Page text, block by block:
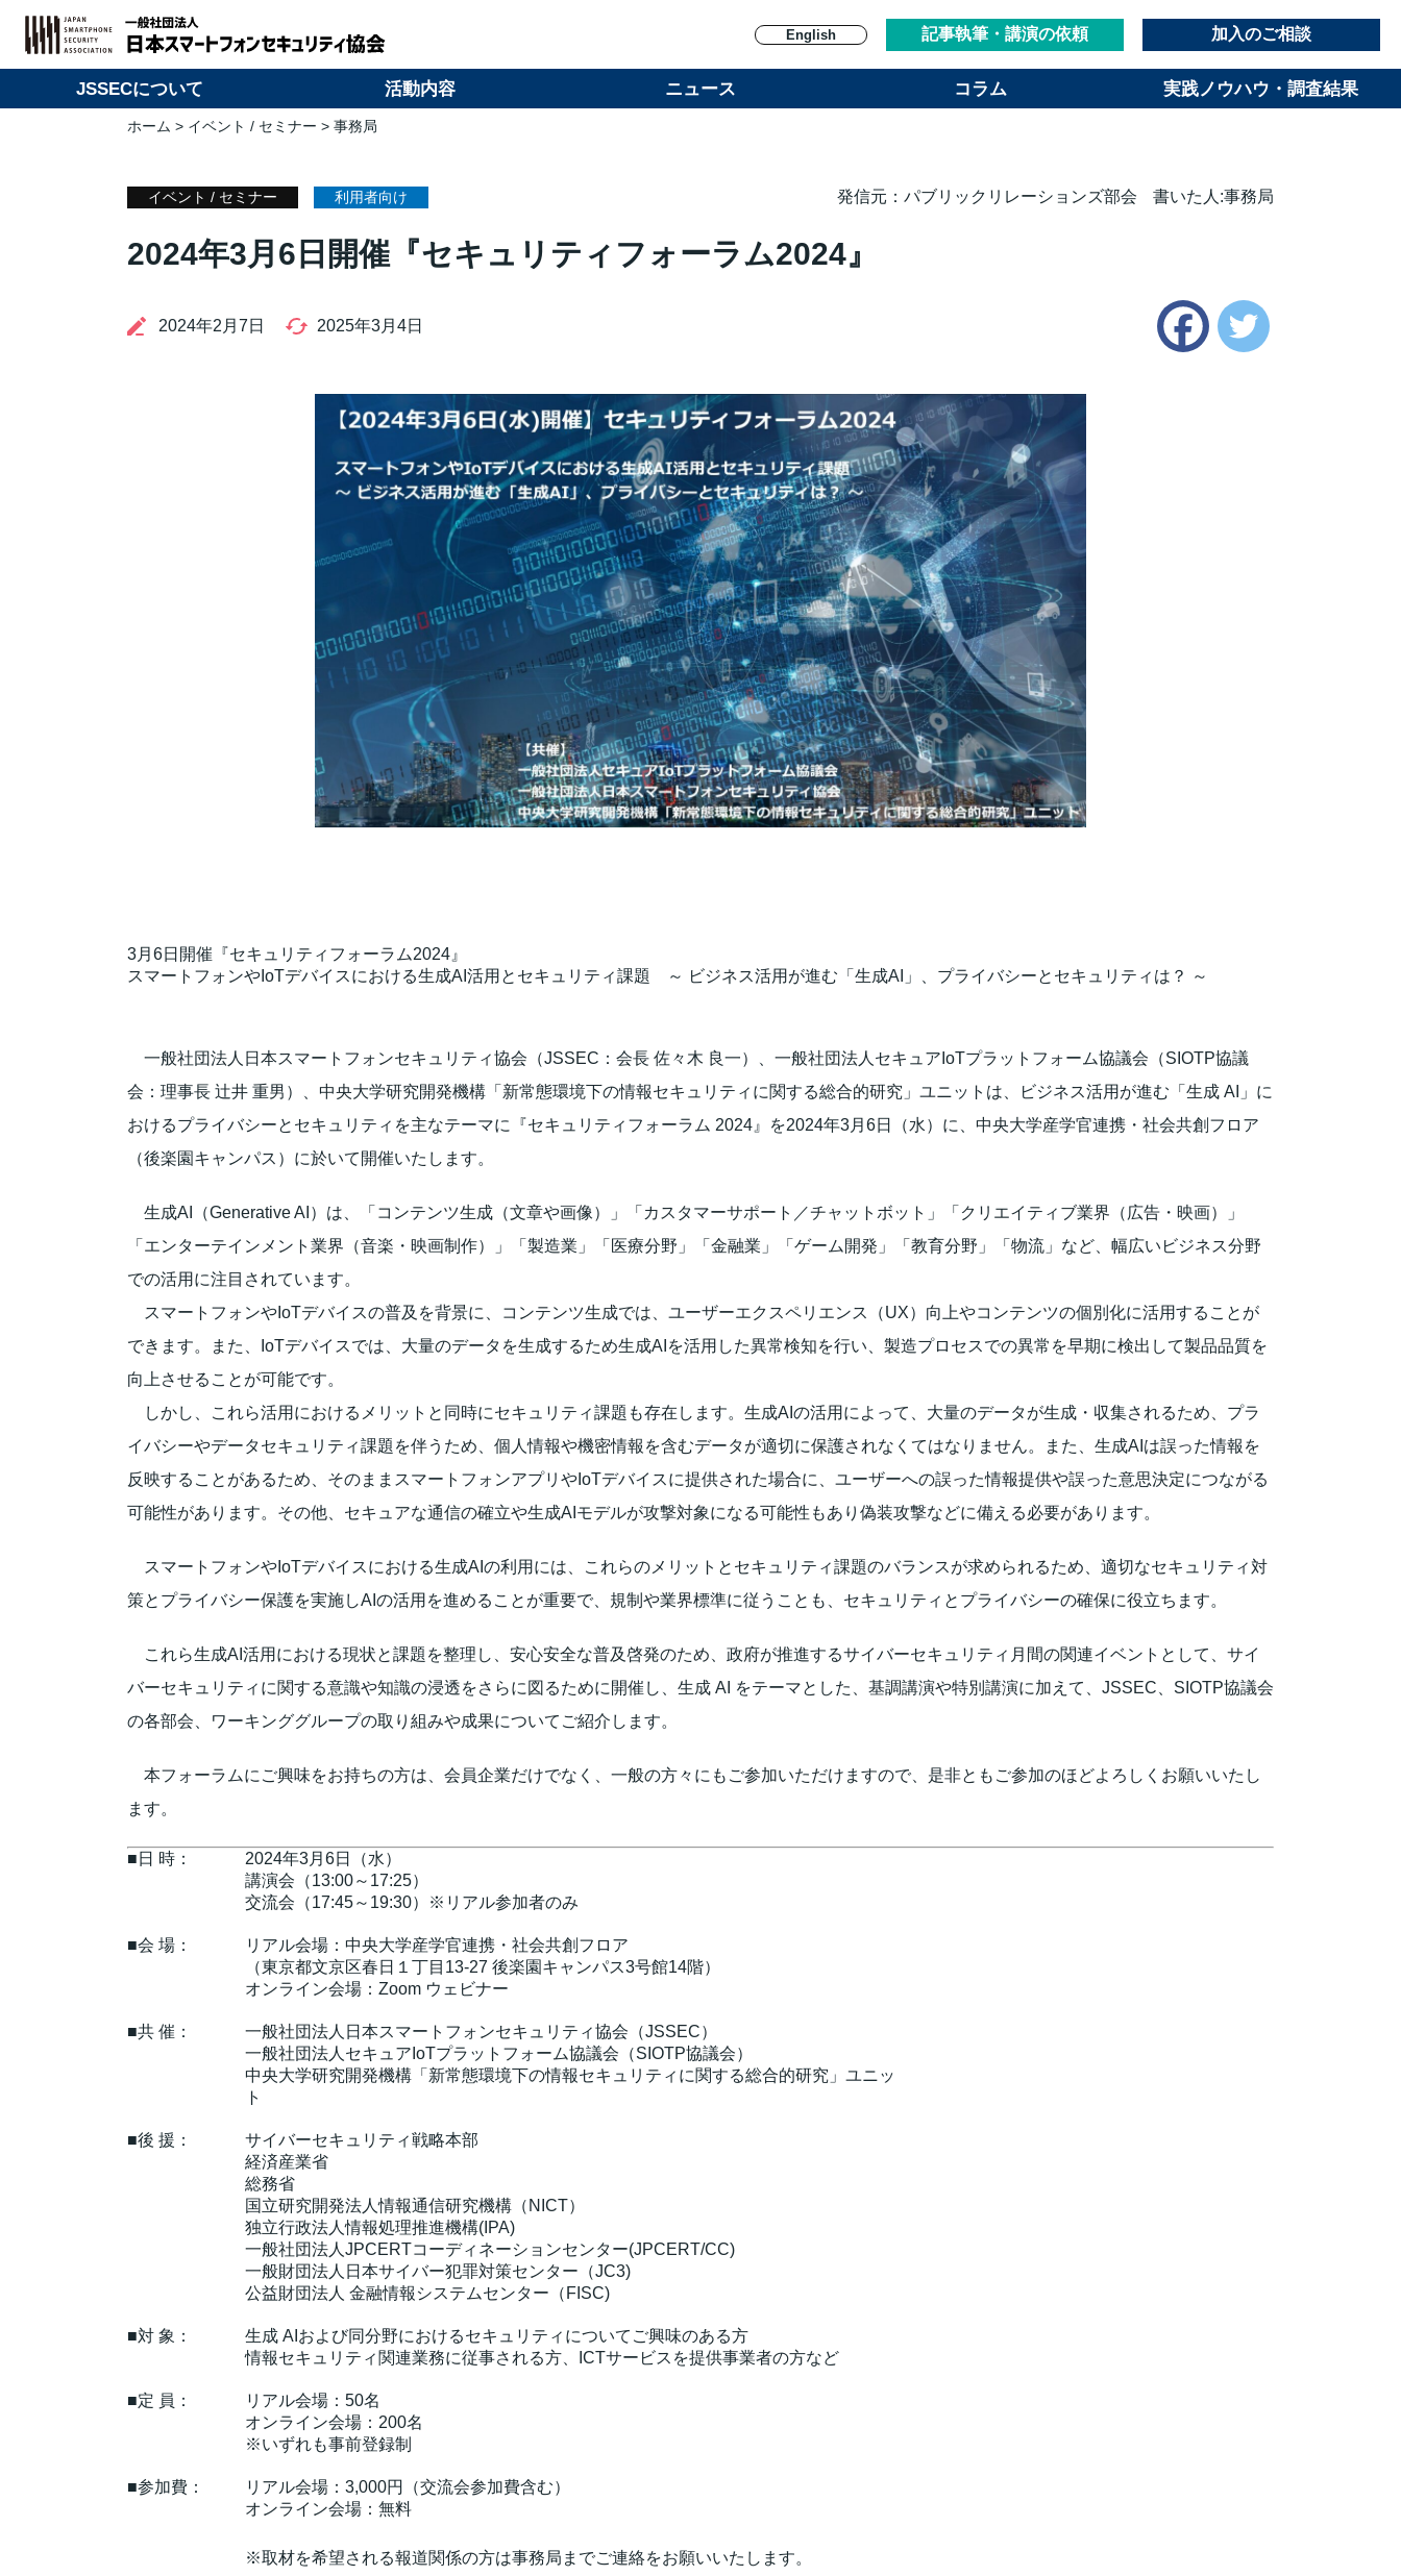
English 記事執筆・講演の依頼 加入のご相談
JSSECについて 活動内容 ニュース コラム 実践ノウハウ・調査結果
ホーム > イベント / セミナー > 事務局
イベント / セミナー 利用者向け 発信元：パブリックリレーションズ部会 書いた人:事務局
2024年3月6日開催『セキュリティフォーラム2024』
2024年2月7日 2025年3月4日 Facebook
3月6日開催『セキュリティフォーラム2024』
スマートフォンやIoTデバイスにおける生成AI活用とセキュリティ課題 ～ ビジネス活用が進む「生成AI」、プライバシーとセキュリティは？ ～
一般社団法人日本スマートフォンセキュリティ協会（JSSEC：会長 佐々木 良一）、一般社団法人セキュアIoTプラットフォーム協議会（SIOTP協議
会：理事長 辻井 重男）、中央大学研究開発機構「新常態環境下の情報セキュリティに関する総合的研究」ユニットは、ビジネス活用が進む「生成 AI」に
おけるプライバシーとセキュリティを主なテーマに『セキュリティフォーラム 2024』を2024年3月6日（水）に、中央大学産学官連携・社会共創フロア
（後楽園キャンパス）に於いて開催いたします。
生成AI（Generative AI）は、「コンテンツ生成（文章や画像）」「カスタマーサポート／チャットボット」「クリエイティブ業界（広告・映画）」
「エンターテインメント業界（音楽・映画制作）」「製造業」「医療分野」「金融業」「ゲーム開発」「教育分野」「物流」など、幅広いビジネス分野
での活用に注目されています。
スマートフォンやIoTデバイスの普及を背景に、コンテンツ生成では、ユーザーエクスペリエンス（UX）向上やコンテンツの個別化に活用することが
できます。また、IoTデバイスでは、大量のデータを生成するため生成AIを活用した異常検知を行い、製造プロセスでの異常を早期に検出して製品品質を
向上させることが可能です。
しかし、これら活用におけるメリットと同時にセキュリティ課題も存在します。生成AIの活用によって、大量のデータが生成・収集されるため、プラ
イバシーやデータセキュリティ課題を伴うため、個人情報や機密情報を含むデータが適切に保護されなくてはなりません。また、生成AIは誤った情報を
反映することがあるため、そのままスマートフォンアプリやIoTデバイスに提供された場合に、ユーザーへの誤った情報提供や誤った意思決定につながる
可能性があります。その他、セキュアな通信の確立や生成AIモデルが攻撃対象になる可能性もあり偽装攻撃などに備える必要があります。
スマートフォンやIoTデバイスにおける生成AIの利用には、これらのメリットとセキュリティ課題のバランスが求められるため、適切なセキュリティ対
策とプライバシー保護を実施しAIの活用を進めることが重要で、規制や業界標準に従うことも、セキュリティとプライバシーの確保に役立ちます。
これら生成AI活用における現状と課題を整理し、安心安全な普及啓発のため、政府が推進するサイバーセキュリティ月間の関連イベントとして、サイ
バーセキュリティに関する意識や知識の浸透をさらに図るために開催し、生成 AI をテーマとした、基調講演や特別講演に加えて、JSSEC、SIOTP協議会
の各部会、ワーキンググループの取り組みや成果についてご紹介します。
本フォーラムにご興味をお持ちの方は、会員企業だけでなく、一般の方々にもご参加いただけますので、是非ともご参加のほどよろしくお願いいたし
ます。
■日 時：
2024年3月6日（水）
講演会（13:00～17:25）
交流会（17:45～19:30）※リアル参加者のみ
■会 場：
リアル会場：中央大学産学官連携・社会共創フロア
（東京都文京区春日１丁目13-27 後楽園キャンパス3号館14階）
オンライン会場：Zoom ウェビナー
■共 催：
一般社団法人日本スマートフォンセキュリティ協会（JSSEC）
一般社団法人セキュアIoTプラットフォーム協議会（SIOTP協議会）
中央大学研究開発機構「新常態環境下の情報セキュリティに関する総合的研究」ユニッ
ト
■後 援：
サイバーセキュリティ戦略本部
経済産業省
総務省
国立研究開発法人情報通信研究機構（NICT）
独立行政法人情報処理推進機構(IPA)
一般社団法人JPCERTコーディネーションセンター(JPCERT/CC)
一般財団法人日本サイバー犯罪対策センター（JC3)
公益財団法人 金融情報システムセンター（FISC)
■対 象：
生成 AIおよび同分野におけるセキュリティについてご興味のある方
情報セキュリティ関連業務に従事される方、ICTサービスを提供事業者の方など
■定 員：
リアル会場：50名
オンライン会場：200名
※いずれも事前登録制
■参加費：
リアル会場：3,000円（交流会参加費含む）
オンライン会場：無料
※取材を希望される報道関係の方は事務局までご連絡をお願いいたします。